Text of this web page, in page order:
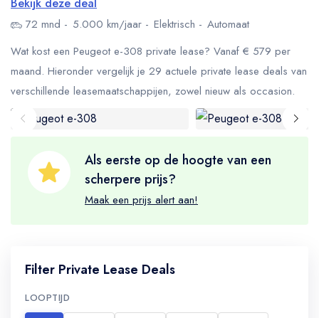
72 mnd 5.000 km/jaar Elektrisch
Automaat
Wat kost een Peugeot e-308 private lease? Vanaf € 579 per
maand. Hieronder vergelijk je 29 actuele private lease deals van
verschillende leasemaatschappijen, zowel nieuw als occasion.
Als eerste op de hoogte van een
scherpere prijs?
Maak een prijs alert aan!
Filter Private Lease Deals
LOOPTIJD